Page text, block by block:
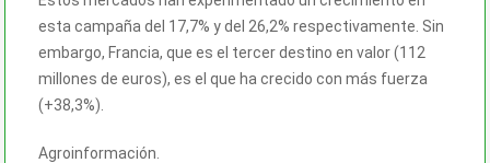
esta campaña del 17,7% y del 26,2% respectivamente. Sin
embargo, Francia, que es el tercer destino en valor (112
millones de euros), es el que ha crecido con más fuerza
(+38,3%).
Agroinformación.